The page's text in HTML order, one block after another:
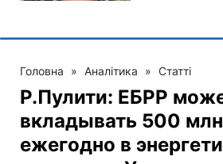
Головна » Аналітика » Статті
Р.Пулити: ЕБРР
вкладывать 500
ежегодно в